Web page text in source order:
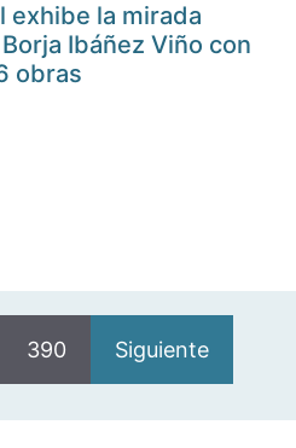
exhibe la mirada
Ibáñez Viño con
obras
390 Siguiente